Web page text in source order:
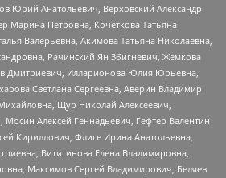
Юрий Анатольевич, Верховский Александр
Марина Петровна, Кочеткова Татьяна
Валерьевна, Акимова Татьяна Николаевна,
Рачинский Ян Збигневич, Жемкова
Дмитриевич, Илларионова Юлия Юрьевна,
Светлана Сергеевна, Аверин Владимир
Щур Николай Алексеевич,
Алексей Геннадьевич, Гефтер Валентин
Кириллович, Флиге Ирина Анатольевна,
Вититинова Елена Владимировна,
Максимов Сергей Владимирович, Беляев